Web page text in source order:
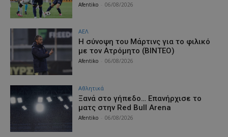
Afentiko 06/08/2026
ΑΕΛ
H σύνοψη του Μάρτινς για το φιλικό
με τον Ατρόμητο (ΒΙΝΤΕΟ)
Afentiko 06/08/2026
Αθλητικά
Ξανά στο γήπεδο… Επανήρχισε το
ματς στην Red Bull Arena
Afentiko 06/08/2026